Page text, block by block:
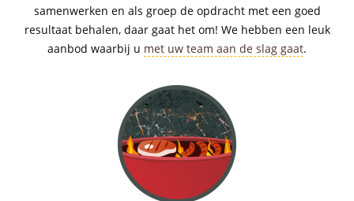
samenwerken en als groep de opdracht met een goed
resultaat behalen, daar gaat het om! We hebben een leuk
aanbod waarbij u met uw team aan de slag gaat.